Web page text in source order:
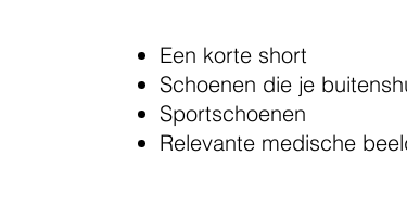
Een korte short
Schoenen die je
Sportschoenen​
Relevante medische